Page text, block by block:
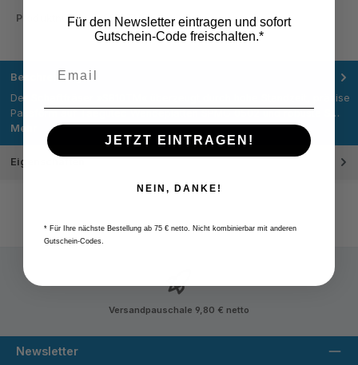
Produktnummer:S810TM
Beschreibung
Der Schaftfräser »S810TM« überzeugt durch hohe Standzeit, präzise
Passform auf Taegutec Wendeplatten SPMG 0502 und robuste S…
Mehr
Eigenschaften
Versandpauschale 9,80 € netto
Newsletter
Für den Newsletter eintragen und sofort
Gutschein-Code freischalten.*
JETZT EINTRAGEN!
NEIN, DANKE!
* Für Ihre nächste Bestellung ab 75 € netto. Nicht kombinierbar mit anderen
Gutschein-Codes.